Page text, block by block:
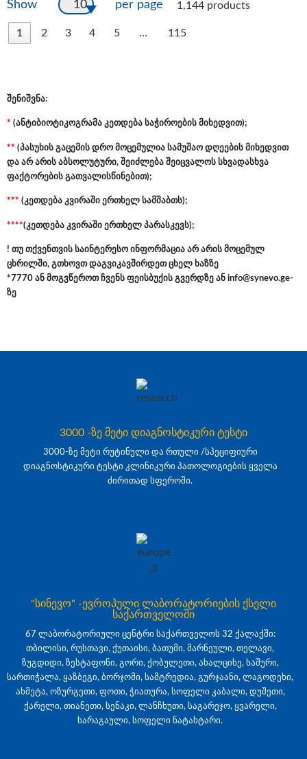
Show 10 per page 1,144 products
1 2 3 4 5 … 115
შენიშვნა:
* (ანტიბიოტიკოგრამა კეთდება საჭიროების მიხედვით);
** (პასუხის გაცემის დრო მოცემულია სამუშაო დღეების მიხედვით
და არ არის აბსოლუტური, შეიძლება შეიცვალოს სხვადასხვა
ფაქტორების გათვალისწინებით);
*** (კეთდება კვირაში ერთხელ სამშაბთს);
****(კეთდება კვირაში ერთხელ პარასკევს);
! თუ თქვენთვის საინტერესო ინფორმაცია არ არის მოცემულ
ცხრილში, გთხოვთ დაგვიკავშირდეთ ცხელ ხაზზე
*7770 ან მოგვწეროთ ჩვენს ფეისბუქის გვერდზე ან info@synevo.ge-
ზე
3000 -ზე მეტი დიაგნოსტიკური ტესტი
3000-ზე მეტი რუტინული და რთული /სპეციფიური
დიაგნოსტიკური ტესტი კლინიკური პათოლოგიების ყველა
ძირითად სფეროში.
"სინევო" -ევროპული ლაბორატორიების ქსელი
საქართველოში
67 ლაბორატორიული ცენტრი საქართველოს 32 ქალაქში:
თბილისი, რუსთავი, ქუთაისი, ბათუმი, მარნეული, თელავი,
ზუგდიდი, ზესტაფონი, გორი, ქობულეთი, ახალციხე, ხაშური,
სართიჭალა, ყაზბეგი, ბორჯომი, სამტრედია, გურჯაანი, ლაგოდეხი,
ახმეტა, ოზურგეთი, ფოთი, ჭიათურა, სოფელი კაბალი, დუშეთი,
ქარელი, თიანეთი, სენაკი, ლანჩხუთი, საგარეჯო, ყვარელი,
ხარაგაული, სოფელი ნატახტარი.